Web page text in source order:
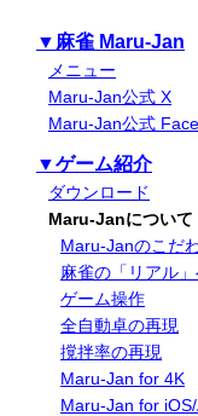
▼麻雀 Maru-Jan
メニュー
Maru-Jan公式 X
Maru-Jan公式
▼ゲーム紹介
ダウンロード
Maru-Janについて
Maru-Janのこだ
麻雀の「リアル
ゲーム操作
全自動卓の再現
撹拌率の再現
Maru-Jan for 4K
Maru-Jan for